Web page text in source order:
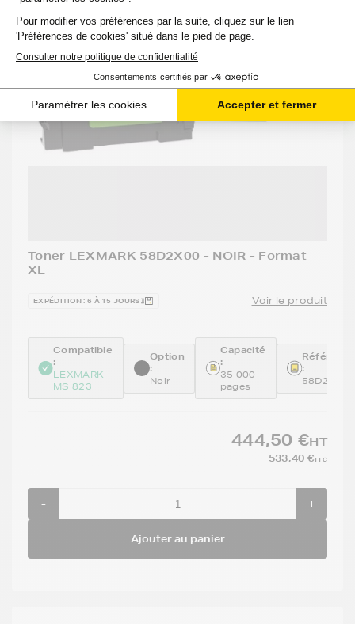
Toner LEXMARK 58D2X00 - NOIR - Format
XL
EXPÉDITION : 6 À 15 JOURS Voir le produit
Compatible
:
LEXMARK
MS 823
Option
:
Noir
Capacité
:
35 000
pages
:
58D2X00
444,50 €HT
533,40 €TTC
- +
Ajouter au panier